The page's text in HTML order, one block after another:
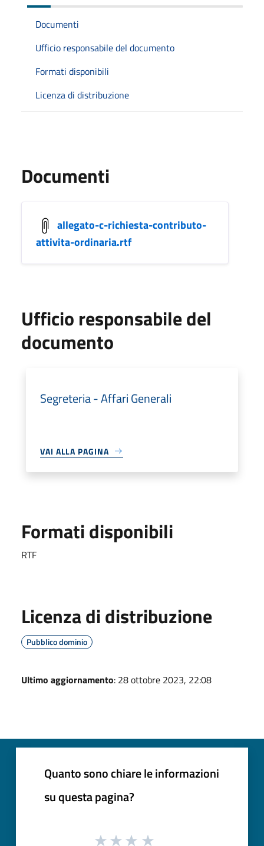
Documenti
Ufficio responsabile del documento
Formati disponibili
Licenza di distribuzione
Documenti
allegato-c-richiesta-contributo-
attivita-ordinaria.rtf
Ufficio responsabile del
documento
Segreteria - Affari Generali
VAI ALLA PAGINA
Formati disponibili
RTF
Licenza di distribuzione
Pubblico dominio
Ultimo aggiornamento: 28 ottobre 2023, 22:08
Quanto sono chiare le informazioni
su questa pagina?